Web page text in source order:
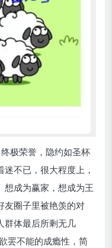
极荣誉，隐约如圣杯
不已，很大程度上，
想成为赢家，想成为王
友圈子里被艳羡的对
群体最后所剩无几
罢不能的成瘾性，简